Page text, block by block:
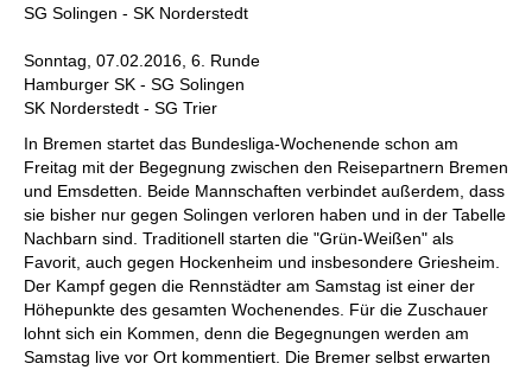
SG Solingen - SK Norderstedt
Sonntag, 07.02.2016, 6. Runde
Hamburger SK - SG Solingen
SK Norderstedt - SG Trier
In Bremen startet das Bundesliga-Wochenende schon am
Freitag mit der Begegnung zwischen den Reisepartnern Bremen
und Emsdetten. Beide Mannschaften verbindet außerdem, dass
sie bisher nur gegen Solingen verloren haben und in der Tabelle
Nachbarn sind. Traditionell starten die "Grün-Weißen" als
Favorit, auch gegen Hockenheim und insbesondere Griesheim.
Der Kampf gegen die Rennstädter am Samstag ist einer der
Höhepunkte des gesamten Wochenendes. Für die Zuschauer
lohnt sich ein Kommen, denn die Begegnungen werden am
Samstag live vor Ort kommentiert. Die Bremer selbst erwarten